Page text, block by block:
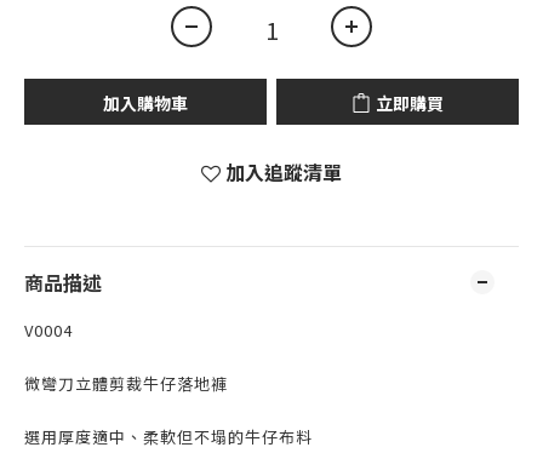
加入購物車 立即購買
加入追蹤清單
商品描述
V0004
微彎刀立體剪裁牛仔落地褲
選用厚度適中、柔軟但不塌的牛仔布料